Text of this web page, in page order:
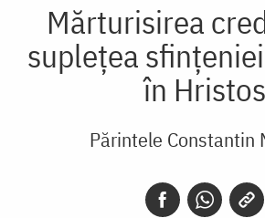
Mărturisirea
suplețea
în Hristos
Părintele Constantin